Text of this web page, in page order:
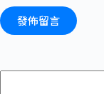
發佈留言